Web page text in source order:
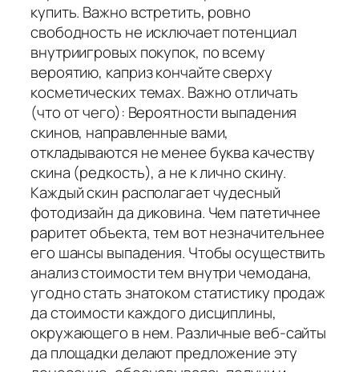
купить. Важно встретить, ровно
свободность не исключает потенциал
внутриигровых покупок, по всему
вероятию, каприз кончайте сверху
косметических темах. Важно отличать
(что от чего): Вероятности выпадения
скинов, направленные вами,
откладываются не менее буква качеству
скина (редкость), а не к лично скину.
Каждый скин располагает чудесный
фотодизайн да диковина. Чем патетичнее
раритет объекта, тем вот незначительнее
его шансы выпадения. Чтобы осуществить
анализ стоимости тем внутри чемодана,
угодно стать знатоком статистику продаж
да стоимости каждого дисциплины,
окружающего в нем. Различные веб-сайты
да площадки делают предложение эту